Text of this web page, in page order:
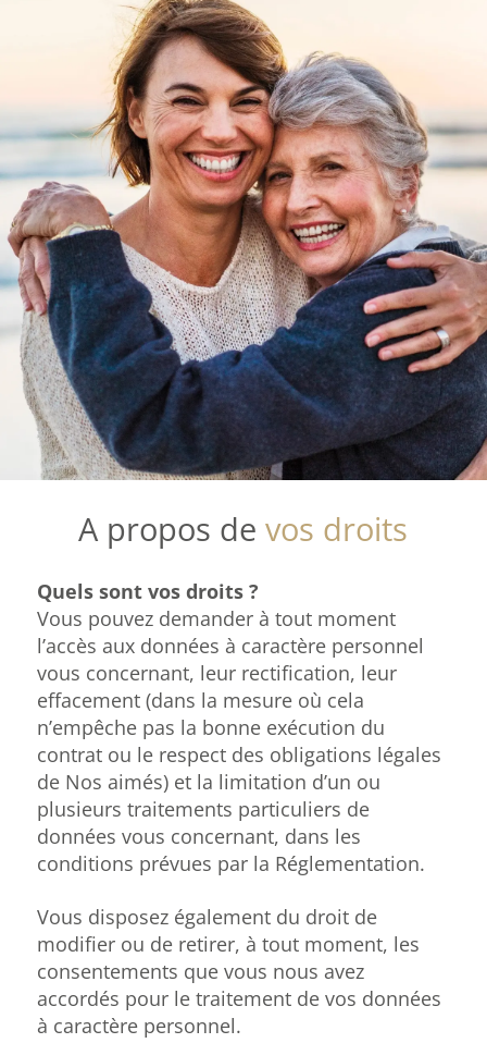
A propos devos droits
Quels sont vos droits ?
Vous pouvez demander à tout moment
l’accès aux données à caractère personnel
vous concernant, leur rectification, leur
effacement (dans la mesure où cela
n’empêche pas la bonne exécution du
contrat ou le respect des obligations légales
de Nos aimés) et la limitation d’un ou
plusieurs traitements particuliers de
données vous concernant, dans les
conditions prévues par la Réglementation.
Vous disposez également du droit de
modifier ou de retirer, à tout moment, les
consentements que vous nous avez
accordés pour le traitement de vos données
à caractère personnel.